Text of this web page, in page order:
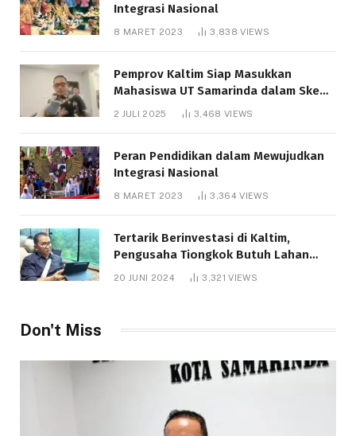
Integrasi Nasional
8 MARET 2023 3,838VIEWS
Pemprov Kaltim Siap Masukkan
Mahasiswa UT Samarinda dalam Skema
Bantuan Pendidikan Gratispol
2 JULI 2025 3,468 VIEWS
Peran Pendidikan dalam Mewujudkan
Integrasi Nasional
8 MARET 2023 3,364VIEWS
Tertarik Berinvestasi di Kaltim,
Pengusaha Tiongkok Butuh Lahan
20 JUNI 2024 3,321VIEWS
Don't Miss